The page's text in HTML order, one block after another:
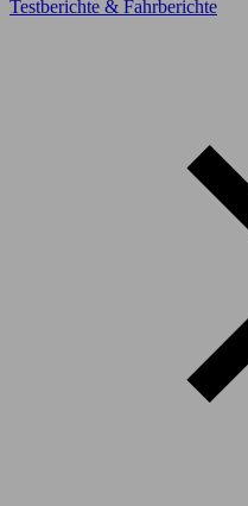
Testberichte & Fahrberichte